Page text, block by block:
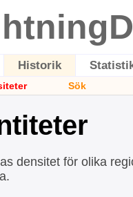
Historik
Sök
densitet för olika